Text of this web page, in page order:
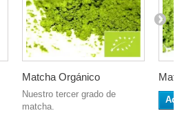
Matcha Orgánico
Nuestro tercer grado de
matcha.